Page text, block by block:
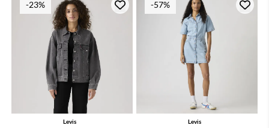
-23%
Levis
-57%
Levis